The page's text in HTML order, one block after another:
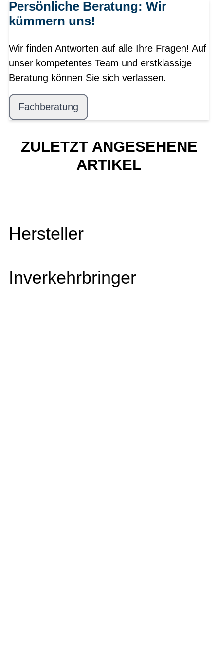
Persönliche Beratung: Wir
kümmern uns!
Wir finden Antworten auf alle Ihre Fragen! Auf
unser kompetentes Team und erstklassige
Beratung können Sie sich verlassen.
Fachberatung
ZULETZT ANGESEHENE
ARTIKEL
Hersteller
Inverkehrbringer